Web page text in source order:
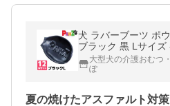
犬 ラバーブーツ ポ
ブラック 黒 Lサイ
靴下 滑り止め 冬 雪
ント
大型犬の介護おむつ
ぽ
夏の焼けたアスファルト対策